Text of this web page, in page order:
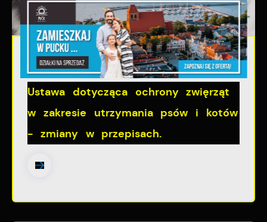
06 - 08 - 2026
Ustawa dotycząca ochrony zwięrząt
w zakresie utrzymania psów i kotów
- zmiany w przepisach.